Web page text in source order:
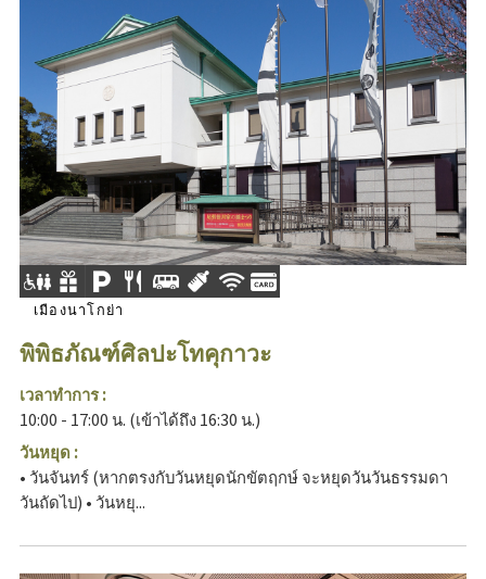
เมืองนาโกย่า
พิพิธภัณฑ์ศิลปะโทคุกาวะ
เวลาทำการ :
10:00 - 17:00 น. (เข้าได้ถึง 16:30 น.)
วันหยุด :
• วันจันทร์ (หากตรงกับวันหยุดนักขัตฤกษ์ จะหยุดวันวันธรรมดา
วันถัดไป) • วันหยุ...